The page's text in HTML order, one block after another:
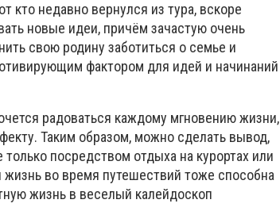
кто недавно вернулся из тура, вскоре
новые идеи, причём зачастую очень
свою родину заботиться о семье и
фактором для идей и начинаний
радоваться каждому мгновению жизни,
Таким образом, можно сделать вывод,
посредством отдыха на курортах или
во время путешествий тоже способна
жизнь в веселый калейдоскоп